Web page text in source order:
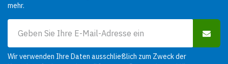
mehr.
Wir verwenden Ihre Daten ausschließlich zum Zweck der